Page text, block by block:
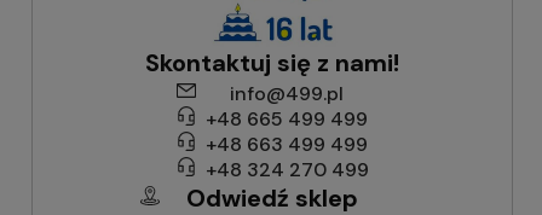
Skontaktuj się z nami!
info@499.pl
+48 665 499 499
+48 663 499 499
+48 324 270 499
Odwiedź sklep